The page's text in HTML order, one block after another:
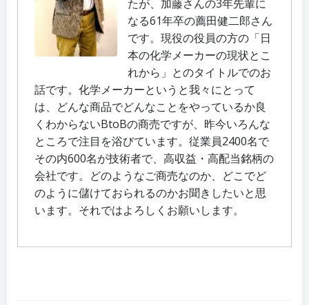
たが、加藤さんの3年先輩に
なる61年卒の薦田健二郎さん
です。現役の役員の方の「日
本の化学メーカーの現状とこ
れから」とのタイトルでのお
話です。化学メーカーというと我々にとって
は、どんな商品でどんなことをやっているか良
くわからないBtoBの商売ですが、昨今いろんな
ところで注目を浴びています。従業員2400名で
その内600名が技術者で、高収益・高配当銘柄の
会社です。どのようなご商売なのか、どこでど
のように儲けておられるのかお聞きしたいと思
います。それではよろしくお願いします。